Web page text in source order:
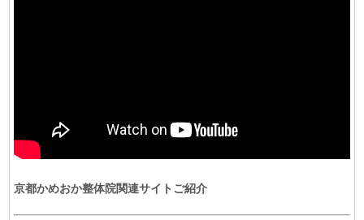
京都かめおか整体院関連サイトご紹介